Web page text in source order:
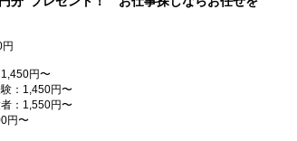
円〜
：1,450円〜
：1,550円〜
円〜